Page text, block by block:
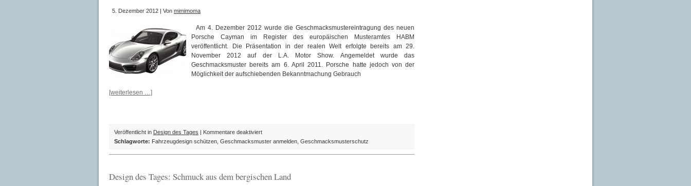
5. Dezember 2012 | Von mimimoma
Am 4. Dezember 2012 wurde die Geschmacksmustereintragung des neuen
Porsche Cayman im Register des europäischen Musteramtes HABM
veröffentlicht. Die Präsentation in der realen Welt erfolgte bereits am 29.
November 2012 auf der L.A. Motor Show. Angemeldet wurde das
Geschmacksmuster bereits am 6. April 2011. Porsche hatte jedoch von der
Möglichkeit der aufschiebenden Bekanntmachung Gebrauch
[weiterlesen …]
Veröffentlicht in Design des Tages Kommentare deaktiviertfür
Design
Porsche
Schlagworte: Fahrzeugdesign schützen, Geschmacksmuster anmelden, Geschmacksmusterschutz
Design des Tages: Schmuck aus dem bergischen Land